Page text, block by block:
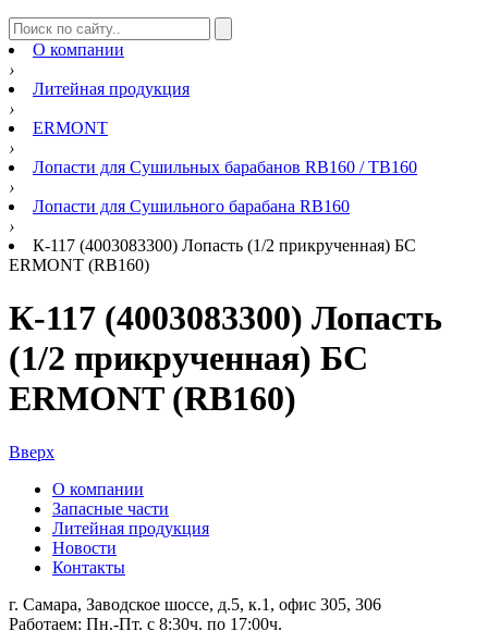
О компании
›
Литейная продукция
›
ERMONT
›
Лопасти для Сушильных барабанов RB160 / TB160
›
Лопасти для Сушильного барабана RB160
›
К-117 (4003083300) Лопасть (1/2 прикрученная) БС
ERMONT (RB160)
К-117 (4003083300) Лопасть
(1/2 прикрученная) БС
ERMONT (RB160)
Вверх
О компании
Запасные части
Литейная продукция
Новости
Контакты
г. Самара, Заводское шоссе, д.5, к.1, офис 305, 306
Работаем: Пн.-Пт. с 8:30ч. по 17:00ч.